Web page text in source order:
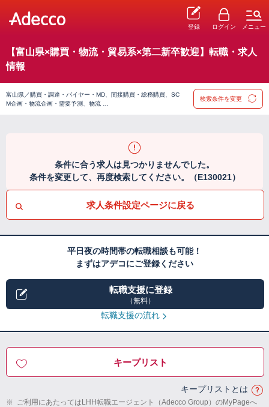
登録 ログイン メニュー
【富山県×購買・物流・貿易系×第二新卒歓迎】転職・求人
情報
富山県／購買・調達・バイヤー・MD、間接購買・総務購買、SC
M企画・物流企画・需要予測、物流 …
検索条件を変更
条件に合う求人は見つかりませんでした。
条件を変更して、再度検索してください。（E130021）
求人条件設定ページに戻る
平日夜の時間帯の転職相談も可能！
まずはアデコにご登録ください
転職支援に登録
（無料）
転職支援の流れ
キープリスト
キープリストとは
※ ご利用にあたってはLHH転職エージェント（Adecco Group）のMyPageへ